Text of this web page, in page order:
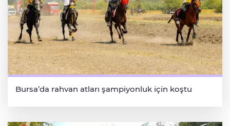
Bursa’da rahvan atları şampiyonluk için koştu